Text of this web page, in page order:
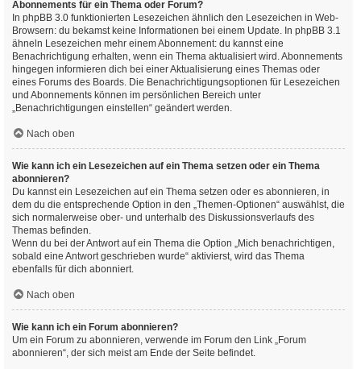
Abonnements für ein Thema oder Forum?
In phpBB 3.0 funktionierten Lesezeichen ähnlich den Lesezeichen in Web-
Browsern: du bekamst keine Informationen bei einem Update. In phpBB 3.1
ähneln Lesezeichen mehr einem Abonnement: du kannst eine
Benachrichtigung erhalten, wenn ein Thema aktualisiert wird. Abonnements
hingegen informieren dich bei einer Aktualisierung eines Themas oder
eines Forums des Boards. Die Benachrichtigungsoptionen für Lesezeichen
und Abonnements können im persönlichen Bereich unter
„Benachrichtigungen einstellen“ geändert werden.
Nach oben
Wie kann ich ein Lesezeichen auf ein Thema setzen oder ein Thema
abonnieren?
Du kannst ein Lesezeichen auf ein Thema setzen oder es abonnieren, in
dem du die entsprechende Option in den „Themen-Optionen“ auswählst, die
sich normalerweise ober- und unterhalb des Diskussionsverlaufs des
Themas befinden.
Wenn du bei der Antwort auf ein Thema die Option „Mich benachrichtigen,
sobald eine Antwort geschrieben wurde“ aktivierst, wird das Thema
ebenfalls für dich abonniert.
Nach oben
Wie kann ich ein Forum abonnieren?
Um ein Forum zu abonnieren, verwende im Forum den Link „Forum
abonnieren“, der sich meist am Ende der Seite befindet.